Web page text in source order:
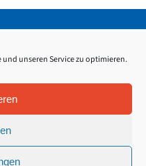
unseren Service zu optimieren.